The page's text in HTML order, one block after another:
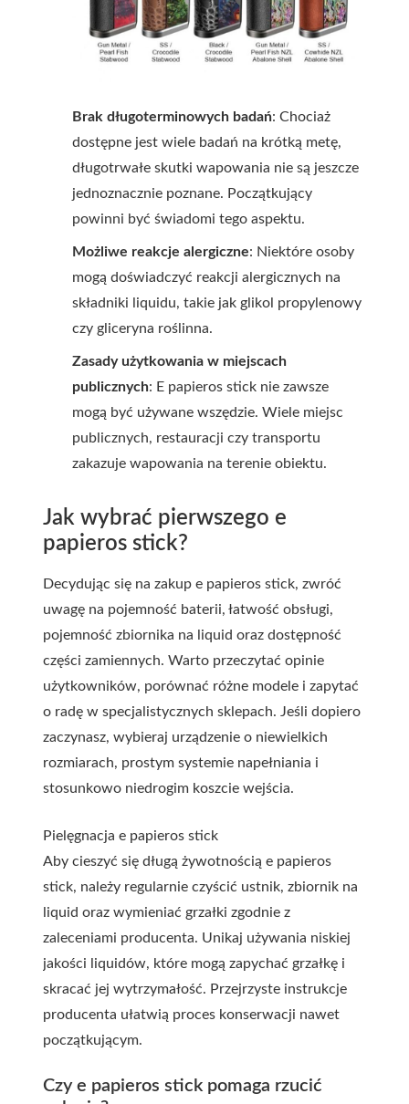
Brak długoterminowych badań: Chociaż
dostępne jest wiele badań na krótką metę,
długotrwałe skutki wapowania nie są jeszcze
jednoznacznie poznane. Początkujący
powinni być świadomi tego aspektu.
Możliwe reakcje alergiczne: Niektóre osoby
mogą doświadczyć reakcji alergicznych na
składniki liquidu, takie jak glikol propylenowy
czy gliceryna roślinna.
Zasady użytkowania w miejscach
publicznych: E papieros stick nie zawsze
mogą być używane wszędzie. Wiele miejsc
publicznych, restauracji czy transportu
zakazuje wapowania na terenie obiektu.
Jak wybrać pierwszego e
papieros stick?
Decydując się na zakup e papieros stick, zwróć
uwagę na pojemność baterii, łatwość obsługi,
pojemność zbiornika na liquid oraz dostępność
części zamiennych. Warto przeczytać opinie
użytkowników, porównać różne modele i zapytać
o radę w specjalistycznych sklepach. Jeśli dopiero
zaczynasz, wybieraj urządzenie o niewielkich
rozmiarach, prostym systemie napełniania i
stosunkowo niedrogim koszcie wejścia.
Pielęgnacja e papieros stick
Aby cieszyć się długą żywotnością e papieros
stick, należy regularnie czyścić ustnik, zbiornik na
liquid oraz wymieniać grzałki zgodnie z
zaleceniami producenta. Unikaj używania niskiej
jakości liquidów, które mogą zapychać grzałkę i
skracać jej wytrzymałość. Przejrzyste instrukcje
producenta ułatwią proces konserwacji nawet
początkującym.
Czy e papieros stick pomaga rzucić